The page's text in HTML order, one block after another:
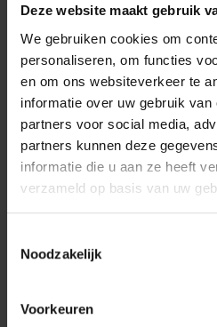
Deze website maakt gebruik
We gebruiken cookies om
personaliseren, om functies
en om ons websiteverkeer te
informatie over uw gebruik
partners voor social media,
partners kunnen deze
informatie die u aan ze heeft
verzameld op basis van uw
Noodzakelijk
Voorkeuren
C + P
perfectie tot in